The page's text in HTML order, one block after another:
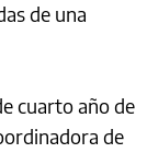
de una
cuarto año de
de